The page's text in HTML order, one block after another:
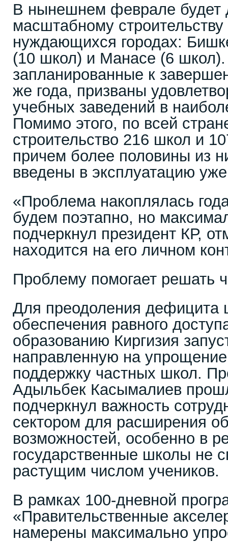
В нынешнем феврале будет
масштабному
нуждающихся городах:
(10 школ) и Манасе (6
запланированные к
же года, призваны
учебных заведений в
Помимо этого, по всей
строительство 216 школ и
причем более половины из
введены в эксплуатацию
«Проблема накоплялась
будем поэтапно, но
подчеркнул президент КР,
находится на его личном
Проблему помогает решать
Для преодоления дефицита
обеспечения равного
образованию Киргизия
направленную на
поддержку частных школ.
Адыльбек Касымалиев
подчеркнул важность
сектором для расширения
возможностей, особенно в
государственные школы не
растущим числом учеников.
В рамках 100-дневной
«Правительственные
намерены максимально